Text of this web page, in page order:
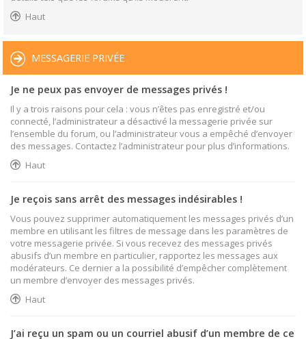
Haut
MESSAGERIE PRIVÉE
Je ne peux pas envoyer de messages privés !
Il y a trois raisons pour cela : vous n’êtes pas enregistré et/ou
connecté, l’administrateur a désactivé la messagerie privée sur
l’ensemble du forum, ou l’administrateur vous a empêché d’envoyer
des messages. Contactez l’administrateur pour plus d’informations.
Haut
Je reçois sans arrêt des messages indésirables !
Vous pouvez supprimer automatiquement les messages privés d’un
membre en utilisant les filtres de message dans les paramètres de
votre messagerie privée. Si vous recevez des messages privés
abusifs d’un membre en particulier, rapportez les messages aux
modérateurs. Ce dernier a la possibilité d’empêcher complètement
un membre d’envoyer des messages privés.
Haut
J’ai reçu un spam ou un courriel abusif d’un membre de ce